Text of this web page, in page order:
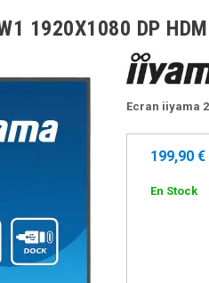
1920X1080 DP
Ecran iiyama
199,90 €
En Stock